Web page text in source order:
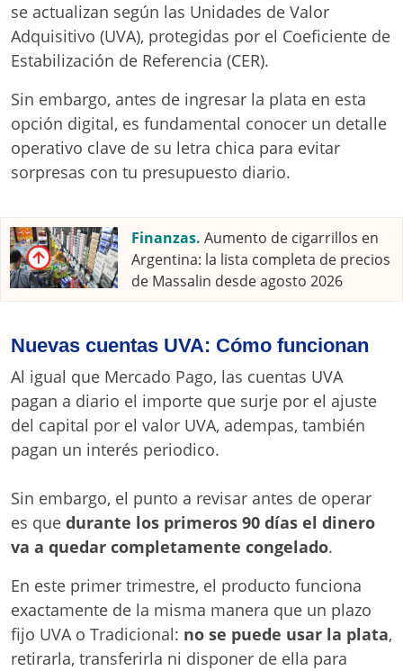
se actualizan según las Unidades de Valor
Adquisitivo (UVA), protegidas por el Coeficiente de
Estabilización de Referencia (CER).
Sin embargo, antes de ingresar la plata en esta
opción digital, es fundamental conocer un detalle
operativo clave de su letra chica para evitar
sorpresas con tu presupuesto diario.
Finanzas. Aumento de cigarrillos en
Argentina: la lista completa de precios
de Massalin desde agosto 2026
Nuevas cuentas UVA: Cómo funcionan
Al igual que Mercado Pago, las cuentas UVA
pagan a diario el importe que surje por el ajuste
del capital por el valor UVA, adempas, también
pagan un interés periodico.
Sin embargo, el punto a revisar antes de operar
es que durante los primeros 90 días el dinero
va a quedar completamente congelado.
En este primer trimestre, el producto funciona
exactamente de la misma manera que un plazo
fijo UVA o Tradicional: no se puede usar la plata,
retirarla, transferirla ni disponer de ella para